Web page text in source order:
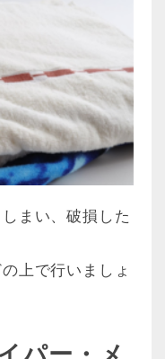
まい、破損した
上で行いましょ